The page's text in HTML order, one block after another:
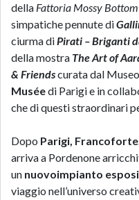
della Fattoria Mossy Bottom
simpatiche pennute di
ciurma diPirati – Briganti
della mostra The Art of
& Friendscurata dal
Muséedi Parigi e in
che di questi straordinari
Dopo Parigi,
arriva a Pordenone
un nuovoimpianto
viaggio nell’universo